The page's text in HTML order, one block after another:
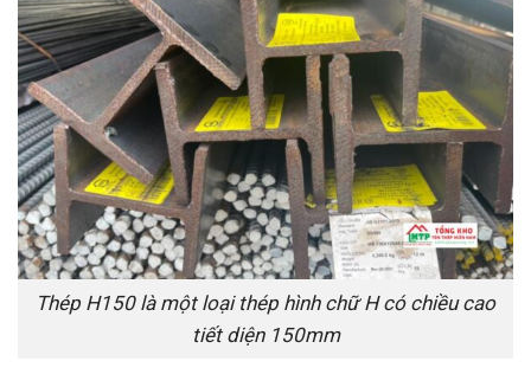
Thép H150 là một loại thép hình chữ H có chiều cao
tiết diện 150mm